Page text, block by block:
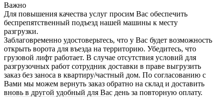
Важно
Для повышения качества услуг просим Вас обеспечить
беспрепятственный подъезд нашей машины к месту
разгрузки.
Заблаговременно удостоверьтесь, что у Вас будет возможность
открыть ворота для въезда на территорию. Убедитесь, что
грузовой лифт работает. В случае отсутствия условий для
разгрузочных работ сотрудник доставки в праве выгрузить
заказ без заноса в квартиру/частный дом. По согласованию с
Вами мы можем вернуть заказ обратно на склад и доставить
вновь в другой удобный для Вас день за повторную оплату.